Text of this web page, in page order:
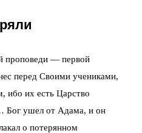
проповеди — первой
перед Своими учениками,
ибо их есть Царство
Бог ушел от Адама, и он
о потерянном